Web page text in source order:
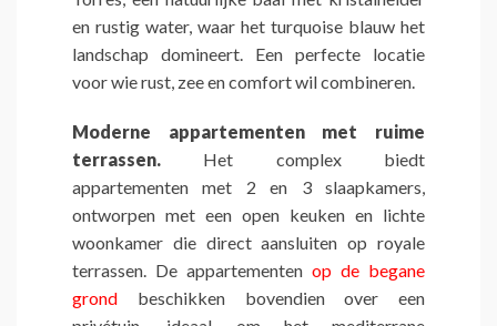
en rustig water, waar het turquoise blauw het
landschap domineert. Een perfecte locatie
voor wie rust, zee en comfort wil combineren.
Moderne appartementen met ruime
terrassen. Het complex biedt
appartementen met 2 en 3 slaapkamers,
ontworpen met een open keuken en lichte
woonkamer die direct aansluiten op royale
terrassen. De appartementen op de begane
grond beschikken bovendien over een